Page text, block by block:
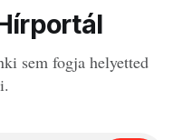
sem fogja helyetted